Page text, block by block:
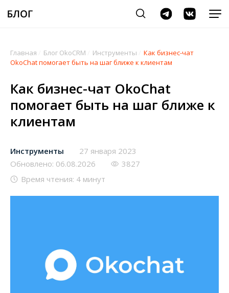
Главная Блог OkoCRM Инструменты
Как бизнес-чат
OkoChat помогает быть на шаг ближе к клиентам
Как бизнес-чат OkoChat
помогает быть на шаг ближе к
клиентам
Инструменты
27 января 2023
Обновлено: 06.08.2026
3827
Время чтения: 4 минут